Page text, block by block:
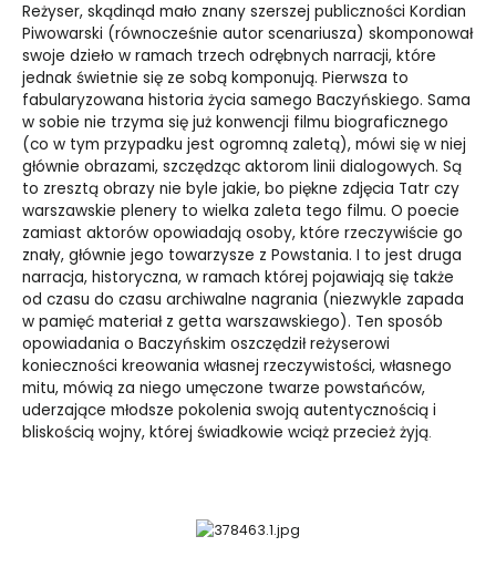
Reżyser, skądinąd mało znany szerszej publiczności Kordian
Piwowarski (równocześnie autor scenariusza) skomponował
swoje dzieło w ramach trzech odrębnych narracji, które
jednak świetnie się ze sobą komponują. Pierwsza to
fabularyzowana historia życia samego Baczyńskiego. Sama
w sobie nie trzyma się już konwencji filmu biograficznego
(co w tym przypadku jest ogromną zaletą), mówi się w niej
głównie obrazami, szczędząc aktorom linii dialogowych. Są
to zresztą obrazy nie byle jakie, bo piękne zdjęcia Tatr czy
warszawskie plenery to wielka zaleta tego filmu. O poecie
zamiast aktorów opowiadają osoby, które rzeczywiście go
znały, głównie jego towarzysze z Powstania. I to jest druga
narracja, historyczna, w ramach której pojawiają się także
od czasu do czasu archiwalne nagrania (niezwykle zapada
w pamięć materiał z getta warszawskiego). Ten sposób
opowiadania o Baczyńskim oszczędził reżyserowi
konieczności kreowania własnej rzeczywistości, własnego
mitu, mówią za niego umęczone twarze powstańców,
uderzające młodsze pokolenia swoją autentycznością i
bliskością wojny, której świadkowie wciąż przecież żyją.